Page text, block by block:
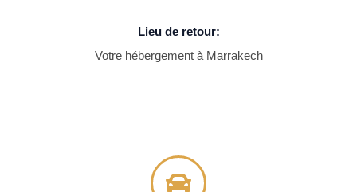
Lieu de retour:
Votre hébergement à Marrakech